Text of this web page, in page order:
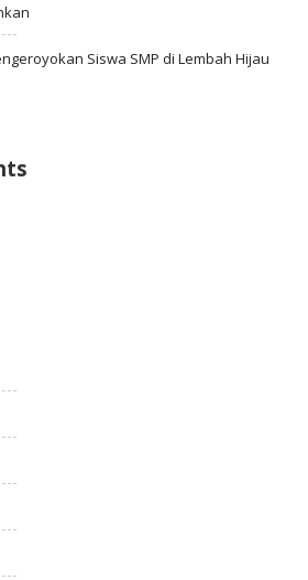
Siswa SMP di Lembah Hijau